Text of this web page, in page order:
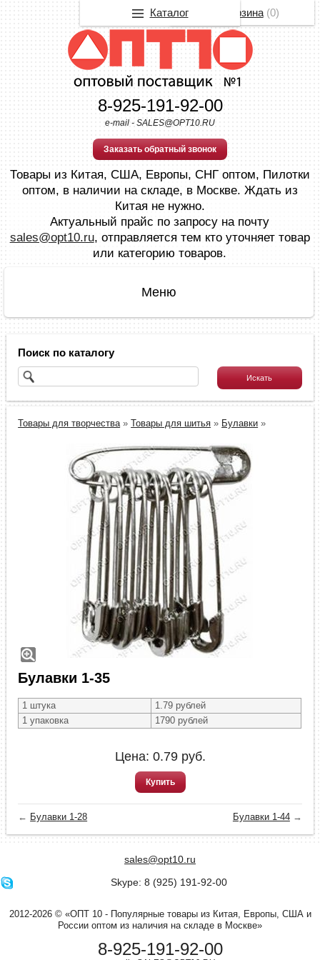
8-925-191-92-00
e-mail - SALES@OPT10.RU
Заказать обратный звонок
Товары из Китая, США, Европы, СНГ оптом, Пилотки
оптом, в наличии на складе, в Москве. Ждать из
Китая не нужно.
Актуальный прайс по запросу на почту
sales@opt10.ru, отправляется тем кто уточняет товар
или категорию товаров.
Поиск по каталогу
Товары для творчества»Товары для шитья » Булавки »
Булавки 1-35
1 штука
1.79 рублей
1 упаковка
1790 рублей
Цена: 0.79руб.
Купить
← Булавки 1-28 Булавки 1-44→
sales@opt10.ru
Skype: 8 (925) 191-92-00
2012-2026 © «ОПТ 10 - Популярные товары из Китая, Европы, США и
России оптом из наличия на складе в Москве»
8-925-191-92-00
Корзина(0)
Каталог